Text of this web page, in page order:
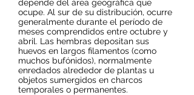
depende del área geográfica que
ocupe. Al sur de su distribución, ocurre
generalmente durante el período de
meses comprendidos entre octubre y
abril. Las hembras depositan sus
huevos en largos filamentos (como
muchos bufónidos), normalmente
enredados alrededor de plantas u
objetos sumergidos en charcos
temporales o permanentes.